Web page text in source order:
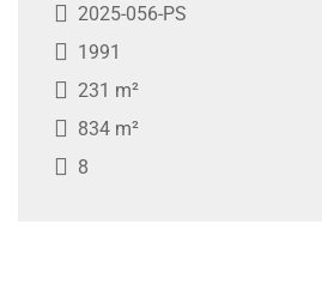
2025-056-PS
1991
231 m²
834 m²
8